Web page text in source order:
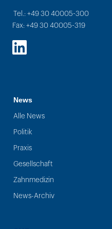
Tel.: +49 30 40005-300
Fax: +49 30 40005-319
LinkedIn
News
Alle News
Politik
Praxis
Gesellschaft
Zahnmedizin
News-Archiv